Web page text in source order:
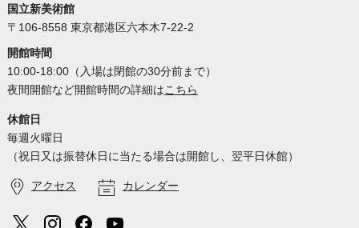
国立新美術館
〒106-8558 東京都港区六本木7-22-2
開館時間
10:00-18:00（入場は閉館の30分前まで）
夜間開館など開館時間の詳細はこちら
休館日
毎週火曜日
（祝日又は振替休日に当たる場合は開館し、翌平日休館）
アクセス カレンダー